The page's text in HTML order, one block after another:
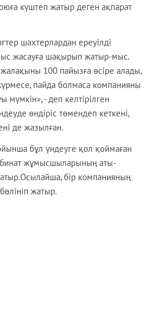
күштеп жатыр деген ақпарат
шахтерлардан ереуілді
жасауға шақырып жатыр-мыс.
100 пайызға өсіре алады,
пайда болмаса компанияны
мүмкін», - деп келтірілген
өндіріс төмендеп кеткені,
де жазылған.
бұл үндеуге қол қоймаған
жұмысшыларының аты-
бір компанияның
жатыр.